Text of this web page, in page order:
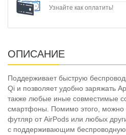
Узнайте как оплатить!
ОПИСАНИЕ
Поддерживает быструю
Qi и позволяет удобно заряжать
также любые иные совместимые
смартфоны. Помимо этого, можно
футляр от AirPods или любых
с поддерживающим